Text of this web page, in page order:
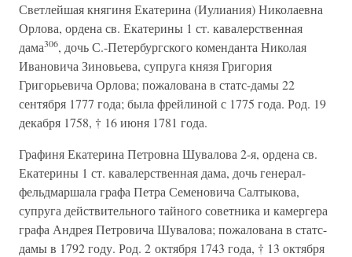
Светлейшая княгиня Екатерина (Иулиания) Николаевна
Орлова, ордена св. Екатерины 1 ст. кавалерственная
дама306, дочь С.-Петербургского коменданта Николая
Ивановича Зиновьева, супруга князя Григория
Григорьевича Орлова; пожалована в статс-дамы 22
сентября 1777 года; была фрейлиной с 1775 года. Род. 19
декабря 1758, † 16 июня 1781 года.
Графиня Екатерина Петровна Шувалова 2-я, ордена св.
Екатерины 1 ст. кавалерственная дама, дочь генерал-
фельдмаршала графа Петра Семеновича Салтыкова,
супруга действительного тайного советника и камергера
графа Андрея Петровича Шувалова; пожалована в статс-
дамы в 1792 году. Род. 2 октября 1743 года, † 13 октября